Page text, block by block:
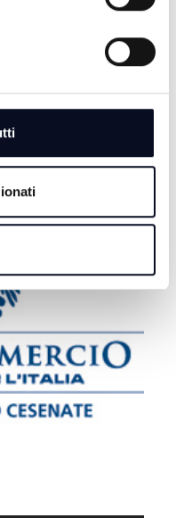
nel primo semestre,